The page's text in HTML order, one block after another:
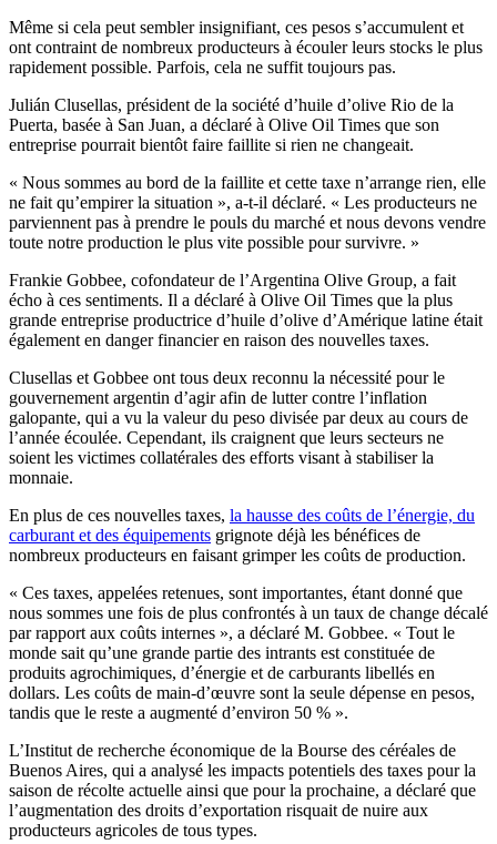
Même si cela peut sembler insignifiant, ces pesos s’accumulent et
ont contraint de nombreux producteurs à écouler leurs stocks le plus
rapidement possible. Parfois, cela ne suffit toujours pas.
Julián Clusellas, président de la société d’huile d’olive Rio de la
Puerta, basée à San Juan, a déclaré à Olive Oil Times que son
entreprise pourrait bientôt faire faillite si rien ne changeait.
« Nous sommes au bord de la faillite et cette taxe n’arrange rien, elle
ne fait qu’empirer la situation », a-t-il déclaré. « Les producteurs ne
parviennent pas à prendre le pouls du marché et nous devons vendre
toute notre production le plus vite possible pour survivre. »
Frankie Gobbee, cofondateur de l’Argentina Olive Group, a fait
écho à ces sentiments. Il a déclaré à Olive Oil Times que la plus
grande entreprise productrice d’huile d’olive d’Amérique latine était
également en danger financier en raison des nouvelles taxes.
Clusellas et Gobbee ont tous deux reconnu la nécessité pour le
gouvernement argentin d’agir afin de lutter contre l’inflation
galopante, qui a vu la valeur du peso divisée par deux au cours de
l’année écoulée. Cependant, ils craignent que leurs secteurs ne
soient les victimes collatérales des efforts visant à stabiliser la
monnaie.
En plus de ces nouvelles taxes, la hausse des coûts de l’énergie, du
carburant et des équipements grignote déjà les bénéfices de
nombreux producteurs en faisant grimper les coûts de production.
« Ces taxes, appelées retenues, sont importantes, étant donné que
nous sommes une fois de plus confrontés à un taux de change décalé
par rapport aux coûts internes », a déclaré M. Gobbee. « Tout le
monde sait qu’une grande partie des intrants est constituée de
produits agrochimiques, d’énergie et de carburants libellés en
dollars. Les coûts de main-d’œuvre sont la seule dépense en pesos,
tandis que le reste a augmenté d’environ 50 % ».
L’Institut de recherche économique de la Bourse des céréales de
Buenos Aires, qui a analysé les impacts potentiels des taxes pour la
saison de récolte actuelle ainsi que pour la prochaine, a déclaré que
l’augmentation des droits d’exportation risquait de nuire aux
producteurs agricoles de tous types.